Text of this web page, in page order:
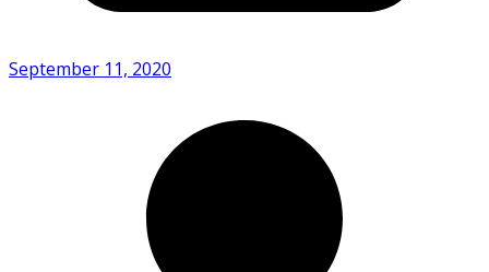
September 11, 2020